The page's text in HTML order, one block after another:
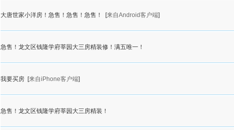
大唐世家小洋房！急售！急售！急售！ [来自Android客户端]
急售！龙文区钱隆学府莘园大三房精装修！满五唯一！
我要买房 [来自iPhone客户端]
急售！龙文区钱隆学府莘园大三房精装！